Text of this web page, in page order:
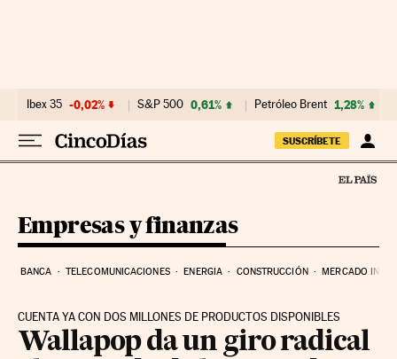
Ibex 35 -0,02% S&P 500 0,61% Petróleo Brent 1,28%
SUSCRÍBETE
Empresas y finanzas
BANCA TELECOMUNICACIONES ENERGIA CONSTRUCCIÓN MERCADO
CUENTA YA CON DOS MILLONES DE PRODUCTOS DISPONIBLES
Wallapop da un giro radical